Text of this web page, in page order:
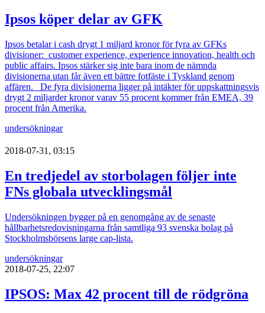
Ipsos köper delar av GFK
Ipsos betalar i cash drygt 1 miljard kronor för fyra av GFKs
divisioner: customer experience, experience innovation, health och
public affairs. Ipsos stärker sig inte bara inom de nämnda
divisionerna utan får även ett bättre fotfäste i Tyskland genom
affären. De fyra divisionerna ligger på intäkter för uppskattningsvis
drygt 2 miljarder kronor varav 55 procent kommer från EMEA, 39
procent från Amerika.
undersökningar
2018-07-31, 03:15
En tredjedel av storbolagen följer inte
FNs globala utvecklingsmål
Undersökningen bygger på en genomgång av de senaste
hållbarhetsredovisningarna från samtliga 93 svenska bolag på
Stockholmsbörsens large cap-lista.
undersökningar
2018-07-25, 22:07
IPSOS: Max 42 procent till de rödgröna